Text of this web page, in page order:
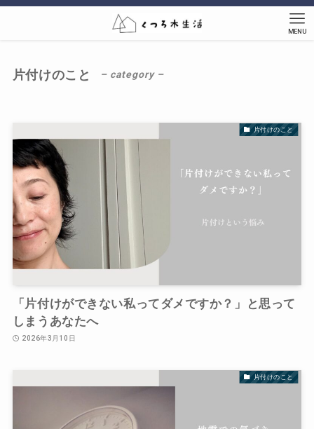
MENU
片付けのこと – category –
片付けのこと
「片付けができない私ってダメですか？」と思って
しまうあなたへ
2026年3月10日
片付けのこと